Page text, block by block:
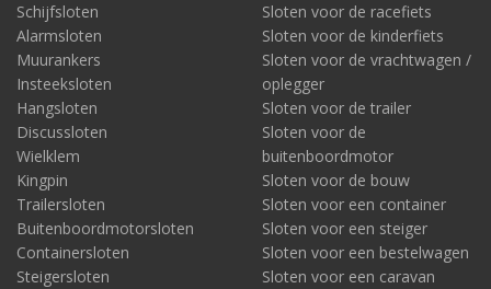
Schijfsloten
Alarmsloten
Muurankers
Insteeksloten
Hangsloten
Discussloten
Wielklem
Kingpin
Trailersloten
Buitenboordmotorsloten
Containersloten
Steigersloten
Sloten voor de racefiets
Sloten voor de kinderfiets
Sloten voor de vrachtwagen /
oplegger
Sloten voor de trailer
Sloten voor de
buitenboordmotor
Sloten voor de bouw
Sloten voor een container
Sloten voor een steiger
Sloten voor een bestelwagen
Sloten voor een caravan